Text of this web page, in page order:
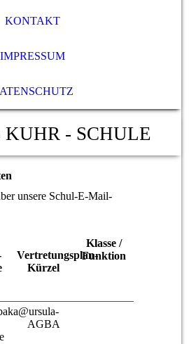
KONTAKT
IMPRESSUM
- SCHULE
unsere Schul-E-Mail-
Vertretungsplan-
Kürzel
Klasse /
Funktion
AGBA